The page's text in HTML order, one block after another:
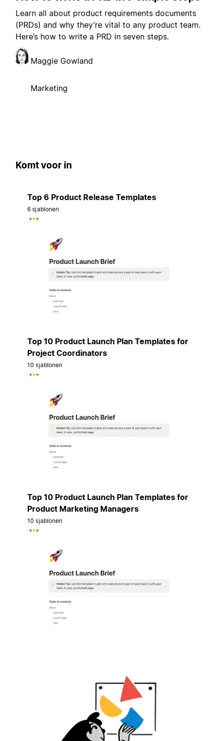
Learn all about product requirements documents
(PRDs) and why they’re vital to any product team.
Here’s how to write a PRD in seven steps.
Maggie Gowland
Marketing
Komt voor in
Top 6 Product Release Templates
6 sjablonen
Top 10 Product Launch Plan Templates for
Project Coordinators
10 sjablonen
Top 10 Product Launch Plan Templates for
Product Marketing Managers
10 sjablonen